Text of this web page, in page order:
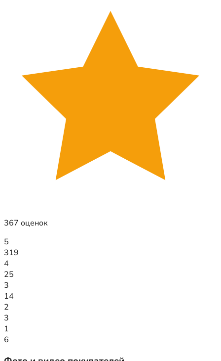
367 оценок
5
319
4
25
3
14
2
3
1
6